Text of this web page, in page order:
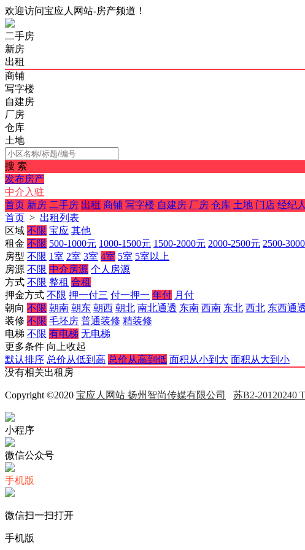
欢迎访问宝应人网站-房产频道！
二手房
新房
出租
商铺
写字楼
自建房
厂房
仓库
土地
搜 索
发布房产
中介入驻
首页 新房 二手房 出租 商铺 写字楼 自建房 厂房 仓库 土地 门店 经纪人
首页 > 出租列表
区域 不限 宝应 其他
租金 不限 500-1000元 1000-1500元 1500-2000元 2000-2500元 2500-
房型 不限 1室 2室 3室 4室 5室 5室以上
房源 不限 中介房源 个人房源
方式 不限 整租 合租
押金方式 不限 押一付三 付一押一 年付 月付
朝向 不限 朝南 朝东 朝西 朝北 南北通透 东南 西南 东北 西北 东西通
装修 不限 毛坯房 普通装修 精装修
电梯 不限 有电梯 无电梯
更多条件 向上收起
默认排序 总价从低到高 总价从高到低 面积从小到大 面积从大到小
没有相关出租房
Copyright ©2020 宝应人网站 扬州智尚传媒有限公司 苏B2-20120240
小程序
微信公众号
手机版
微信扫一扫打开
手机版